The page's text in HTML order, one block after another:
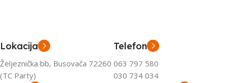
Lokacija
Željeznička bb, Busovača 72260
(TC Party)
Telefon
063 797 580
030 734 034